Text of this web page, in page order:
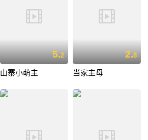
5.2
山寨小萌主
2.8
当家主母